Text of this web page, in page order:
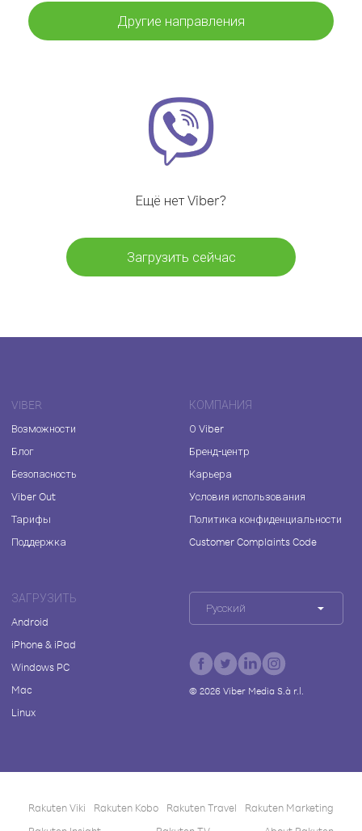
Другие направления
Ещё нет Viber?
Загрузить сейчас
VIBER
Возможности
Блог
Безопасность
Viber Out
Тарифы
Поддержка
КОМПАНИЯ
О Viber
Бренд-центр
Карьера
Условия использования
Политика конфиденциальности
Customer Complaints Code
ЗАГРУЗИТЬ
Android
iPhone & iPad
Windows PC
Mac
Linux
Русский
© 2026Viber Media S.à r.l.
Rakuten Viki Rakuten Kobo Rakuten Travel
Rakuten Marketing